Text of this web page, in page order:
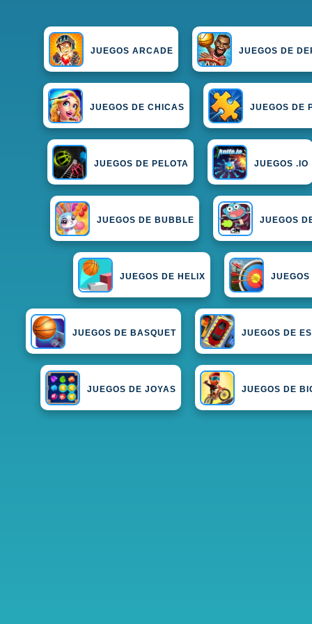
JUEGOS ARCADE JUEGOS DE
JUEGOS DE CHICAS JUEGOS DE
JUEGOS DE PELOTA JUEGOS .IO
JUEGOS DE BUBBLE JUEGOS
JUEGOS DE HELIX
JUEGOS DE BASQUET JUEGOS DE
JUEGOS DE JOYAS JUEGOS DE